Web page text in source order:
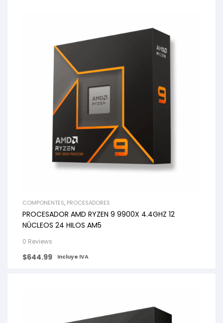
COMPONENTES, PROCESADORES
PROCESADOR AMD RYZEN 9 9900X 4.4GHZ 12
NÚCLEOS 24 HILOS AM5
0 Reviews
$644.99 Incluye IVA